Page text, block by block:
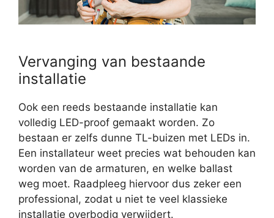
Vervanging van bestaande
installatie
Ook een reeds bestaande installatie kan
volledig LED-proof gemaakt worden. Zo
bestaan er zelfs dunne TL-buizen met LEDs in.
Een installateur weet precies wat behouden kan
worden van de armaturen, en welke ballast
weg moet. Raadpleeg hiervoor dus zeker een
professional, zodat u niet te veel klassieke
installatie overbodig verwijdert.